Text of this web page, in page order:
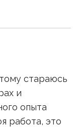
стараюсь
и
опыта
работа, это